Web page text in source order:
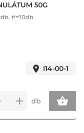
50G
#=10db
I14-00-1
db